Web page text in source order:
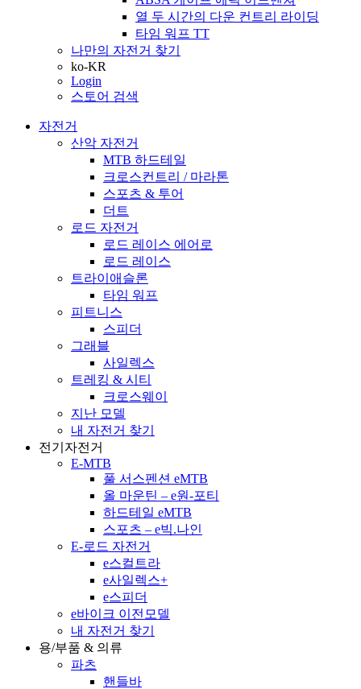
열 두 시간의 다운 컨트리 라이딩
타임 워프 TT
나만의 자전거 찾기
ko-KR
Login
스토어 검색
자전거
산악 자전거
MTB 하드테일
크로스컨트리 / 마라톤
스포츠 & 투어
더트
로드 자전거
로드 레이스 에어로
로드 레이스
트라이애슬론
타임 워프
피트니스
스피더
그래블
사일렉스
트레킹 & 시티
크로스웨이
지난 모델
내 자전거 찾기
전기자전거
E-MTB
풀 서스펜션 eMTB
올 마운틴 – e원-포티
하드테일 eMTB
스포츠 – e빅.나인
E-로드 자전거
e스컬트라
e사일렉스+
e스피더
e바이크 이전모델
내 자전거 찾기
용/부품 & 의류
파츠
핸들바